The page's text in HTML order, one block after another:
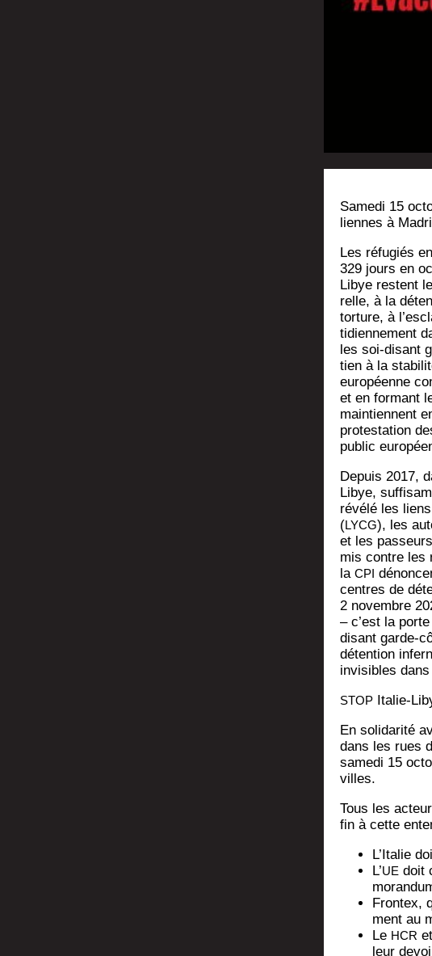
Same­di 15
liennes à
Les ré­fu­giés
329 jours en
Libye res­tent
relle, à la
tor­ture, à
ti­dien­ne­ment
les soi-disant
tien à la
euro­péenne
et en for­mant
main­tiennent
pro­tes­ta­tion
public
Depuis 2017,
Libye,
ré­vé­lé les
(LYCG), les
et les
mis contre les
la CPI
centres de
2 novembre
– c’est la
disant garde-
dé­ten­tion
invi­sibles
STOPIta­lie-
En soli­da­ri­té
dans les rues
same­di 15
villes.
Tous les
fin à cette
L’Italie
L’UEdoit
Fron­tex,
ment au
Le HCR
leur